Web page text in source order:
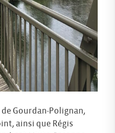
Gourdan-Polignan,
ainsi que Régis